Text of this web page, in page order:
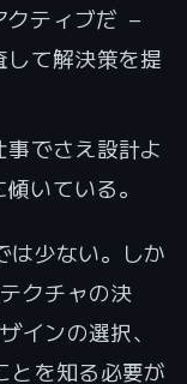
クティブだ —
て解決策を提
事でさえ設計よ
いている。
は少ない。しか
クチャの決
インの選択、
とを知る必要が